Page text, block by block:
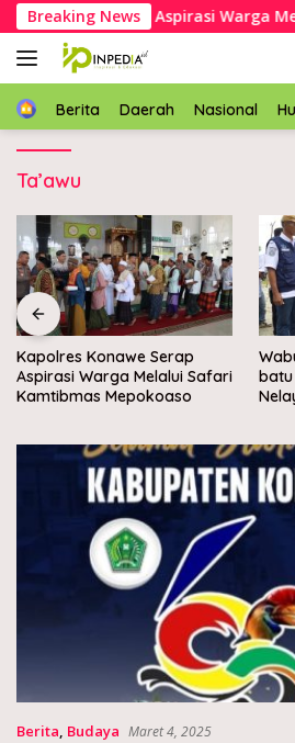
Langsung
ke
konten
Breaking News
Konawe Serap Aspirasi Warga
HomeBerita Daerah Nasional
Ta’awu
Wabup Konawe letakkan
batu pertama Kampung
Nelayan Merah Putih di
Berita, Budaya Maret 4, 2025